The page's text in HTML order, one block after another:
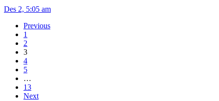
Des 2, 5:05 am
Previous
1
2
3
4
5
…
13
Next